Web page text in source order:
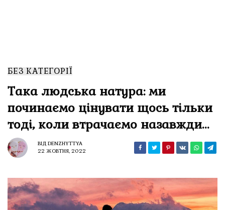
БЕЗ КАТЕГОРІЇ
Така людська натура: ми
починаємо цінувати щось тільки
тоді, коли втрачаємо назавжди…
ВІД DENZHYTTYA
22 ЖОВТНЯ, 2022